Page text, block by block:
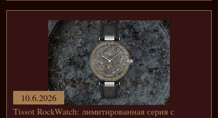
Tissot RockWatch: лимитированная серия с
10.6.2026